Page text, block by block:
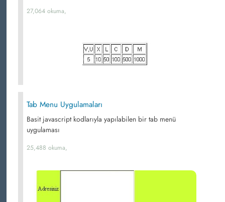
27,064 okuma,
Tab Menu Uygulamaları
Basit javascript kodlarıyla yapılabilen bir tab menü
uygulaması
25,488 okuma,